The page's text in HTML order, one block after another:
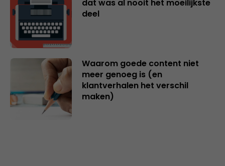
dat was al nooit het moeilijkste
deel
Waarom goede content niet
meer genoeg is (en
klantverhalen het verschil
maken)